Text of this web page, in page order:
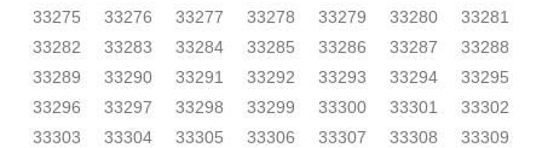
33275
33276 33277 33278 33279 33280
33281
33282
33283 33284 33285 33286 33287
33288
33289
33290 33291 33292 33293 33294
33295
33296
33297 33298 33299 33300 33301
33302
33303
33304 33305 33306 33307 33308
33309